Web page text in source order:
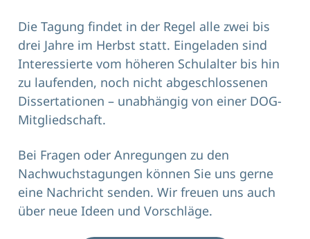
Die Tagung findet in der Regel alle zwei bis
drei Jahre im Herbst statt. Eingeladen sind
Interessierte vom höheren Schulalter bis hin
zu laufenden, noch nicht abgeschlossenen
Dissertationen – unabhängig von einer DOG-
Mitgliedschaft.
Bei Fragen oder Anregungen zu den
Nachwuchstagungen können Sie uns gerne
eine Nachricht senden. Wir freuen uns auch
über neue Ideen und Vorschläge.